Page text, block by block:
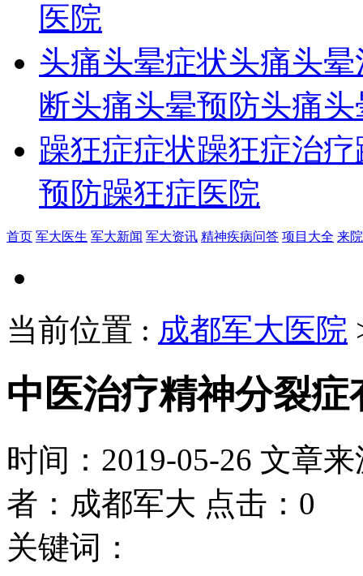
医院
头痛头晕症状头痛头
断头痛头晕预防头痛
躁狂症症状躁狂症治疗
预防躁狂症医院
首页 军大医生 军大新闻 军大资讯 精神疾病问答 项目大全 来
当前位置 : 成都军大医院
中医治疗精神分裂
时间：2019-05-26 文章
者：成都军大 点击：0
关键词：